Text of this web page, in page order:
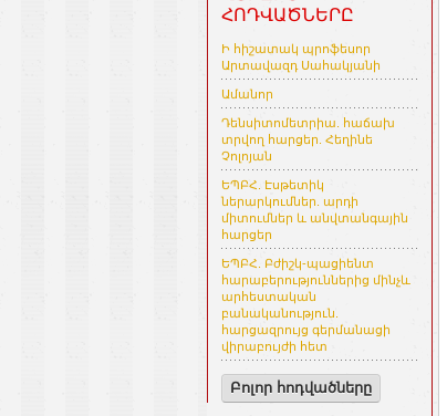
ՀՈԴՎԱԾՆԵՐԸ
Ի հիշատակ պրոֆեսոր
Արտավազդ Սահակյանի
Ամանոր
Դենսիտոմետրիա. հաճախ
տրվող հարցեր. Հեղինե
Չոլոյան
ԵՊԲՀ. Էսթետիկ
ներարկումներ. արդի
միտումներ և անվտանգային
հարցեր
ԵՊԲՀ. Բժիշկ-պացիենտ
հարաբերություններից մինչև
արհեստական
բանականություն.
հարցազրույց գերմանացի
վիրաբույժի հետ
Բոլոր հոդվածները